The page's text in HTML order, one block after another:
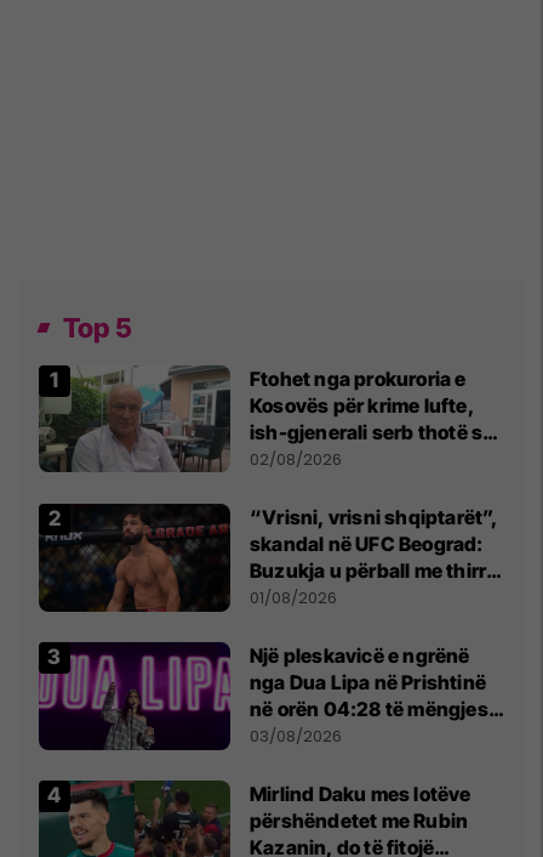
Top 5
Ftohet nga prokuroria e
Kosovës për krime lufte,
ish-gjenerali serb thotë se
dikush e tradhtoi në
02/08/2026
“Vrisni, vrisni shqiptarët”,
skandal në UFC Beograd:
Buzukja u përball me thirrje
anti-shqiptare nga
01/08/2026
Një pleskavicë e ngrënë
nga Dua Lipa në Prishtinë
në orën 04:28 të mëngjesit
- dhe bota digjitale serbe
03/08/2026
Mirlind Daku mes lotëve
përshëndetet me Rubin
Kazanin, do të fitojë